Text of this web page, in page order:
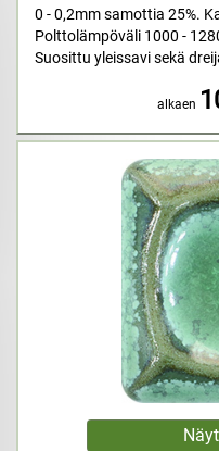
0 - 0,2mm samottia 25%.
Polttolämpöväli 1000 -
Suosittu yleissavi sekä
alkaen